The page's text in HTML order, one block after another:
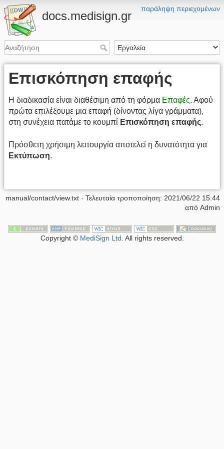
παράληψη περιεχομένων
docs.medisign.gr
Επισκόπηση επαφής
Η διαδικασία είναι διαθέσιμη από τη φόρμα Επαφές. Αφού
πρώτα επιλέξουμε μια επαφή (δίνοντας λίγα γράμματα),
στη συνέχεια πατάμε το κουμπί Επισκόπηση επαφής.
Πρόσθετη χρήσιμη λειτουργία αποτελεί η δυνατότητα για
Εκτύπωση.
manual/contact/view.txt · Τελευταία τροποποίηση: 2021/06/22 15:44
από Admin
Copyright © MediSign Ltd . All rights reserved.